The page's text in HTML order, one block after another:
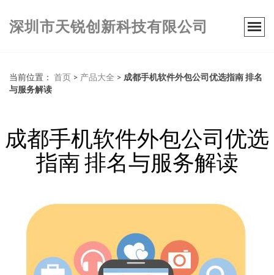
深圳市天锐创新科技有限公司
当前位置： 首页 > 产品大全 > 成都手机软件外包公司优选指南 排名
与服务解读
成都手机软件外包公司优选
指南 排名与服务解读